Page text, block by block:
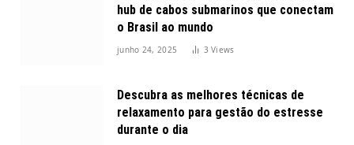
hub de cabos submarinos que conectam
o Brasil ao mundo
junho 24, 2025 3Views
Descubra as melhores técnicas de
relaxamento para gestão do estresse
durante o dia